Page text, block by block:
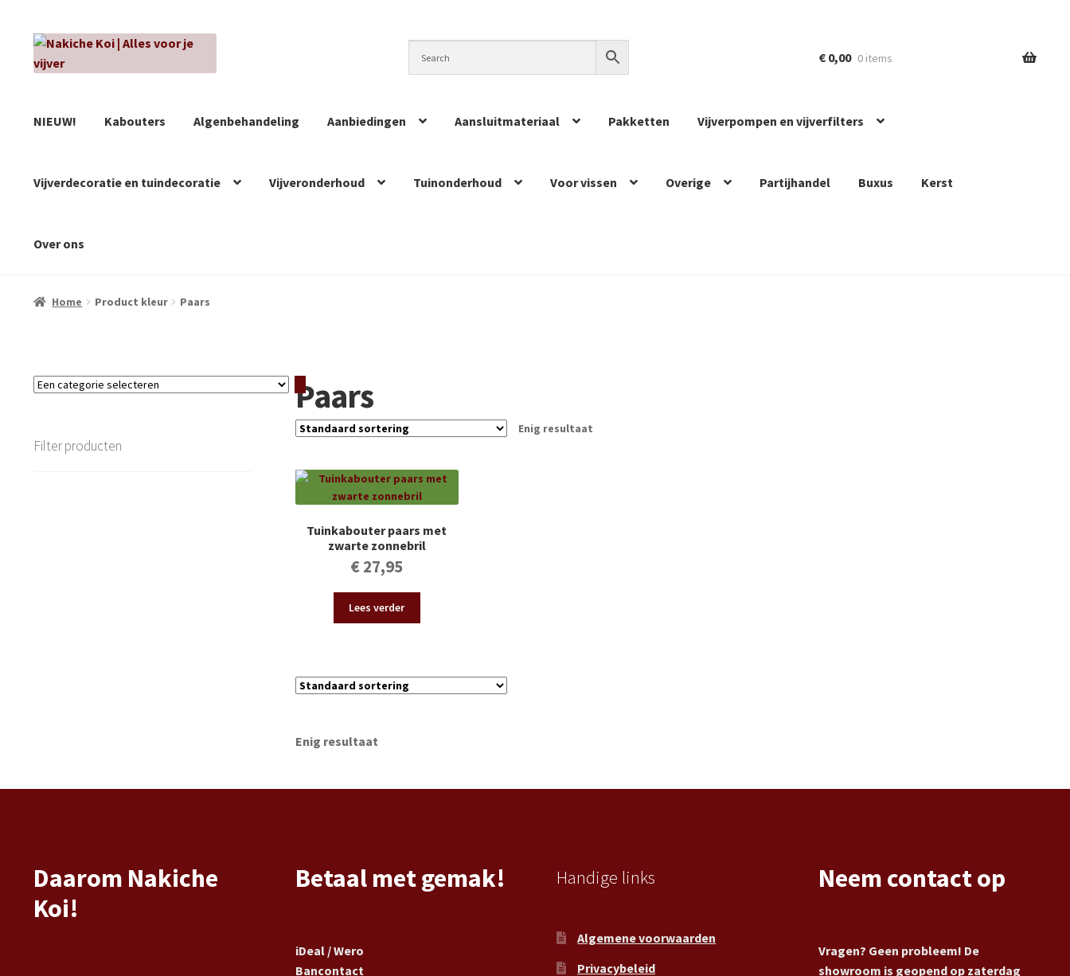
Ga
door
Ga
naar
€ 0,00 0 items
NIEUW! Kabouters Algenbehandeling Aanbiedingen Aansluitmateriaal Pakketten Vijverpompen en vijverfilters
Vijverdecoratie en tuindecoratie Vijveronderhoud Tuinonderhoud Voor vissen Overige Partijhandel Buxus Kerst
Over ons
Home Product kleur Paars
Een
Filter producten
Paars
Enig resultaat
Tuinkabouter paars met
zwarte zonnebril
€27,95
Lees verder
Enig resultaat
Daarom Nakiche
Koi!
Betaal met gemak!
iDeal / Wero
Bancontact
Handige links
Algemene voorwaarden
Privacybeleid
Neem contact op
Vragen? Geen probleem! De
showroom is geopend op zaterdag